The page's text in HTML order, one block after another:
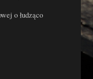
o łudząco